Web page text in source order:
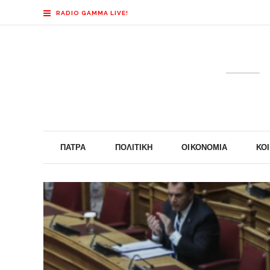
RADIO GAMMA LIVE!
ΠΆΤΡΑ ΠΟΛΙΤΙΚΉ ΟΙΚΟΝΟΜΊΑ